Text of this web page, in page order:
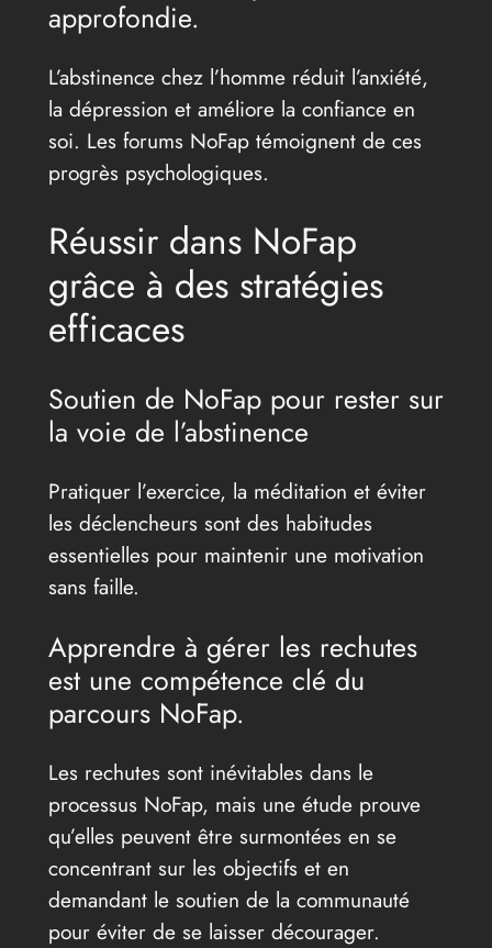
approfondie.
L’abstinence chez l’homme réduit l’anxiété,
la dépression et améliore la confiance en
soi. Les forums NoFap témoignent de ces
progrès psychologiques.
Réussir dans NoFap
grâce à des stratégies
efficaces
Soutien de NoFap pour rester sur
la voie de l’abstinence
Pratiquer l’exercice, la méditation et éviter
les déclencheurs sont des habitudes
essentielles pour maintenir une motivation
sans faille.
Apprendre à gérer les rechutes
est une compétence clé du
parcours NoFap.
Les rechutes sont inévitables dans le
processus NoFap, mais une étude prouve
qu’elles peuvent être surmontées en se
concentrant sur les objectifs et en
demandant le soutien de la communauté
pour éviter de se laisser décourager.